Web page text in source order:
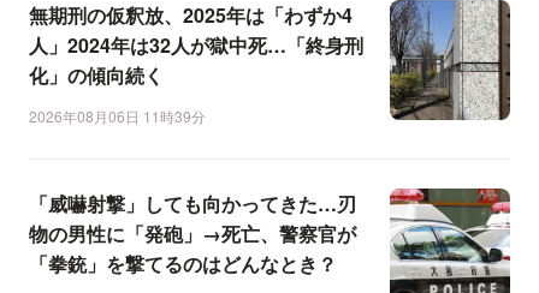
無期刑の仮釈放、2025年は「わずか4
人」2024年は32人が獄中死…「終身刑
化」の傾向続く
2026年08月06日 11時39分
「威嚇射撃」しても向かってきた…刃
物の男性に「発砲」→死亡、警察官が
「拳銃」を撃てるのはどんなとき？